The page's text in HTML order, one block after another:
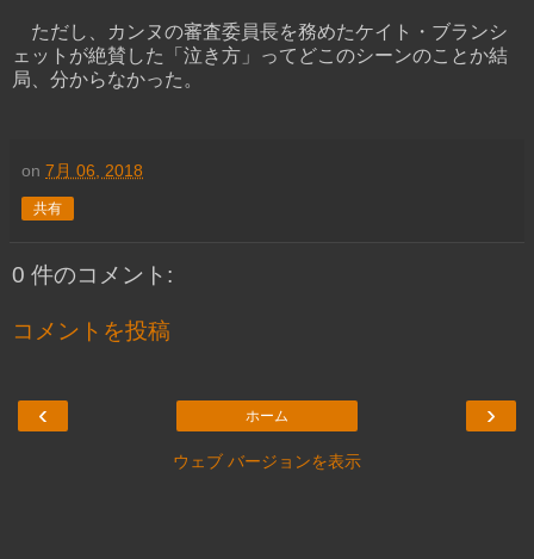
ただし、カンヌの審査委員長を務めたケイト・ブランシ
ェットが絶賛した「泣き方」ってどこのシーンのことか結
局、分からなかった。
on 7月 06, 2018
共有
0 件のコメント:
コメントを投稿
‹ ›
ホーム
ウェブ バージョンを表示